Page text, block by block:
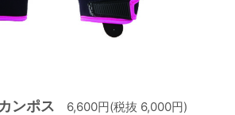
ンポス 6,600円(税抜 6,000円)